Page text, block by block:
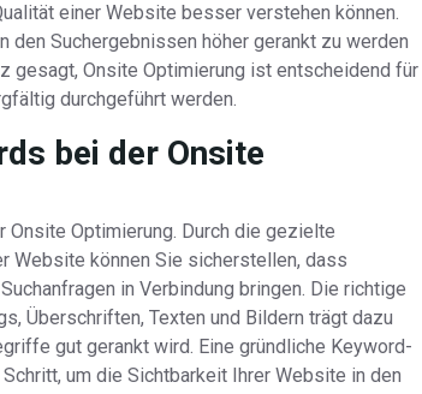
einer Website besser verstehen können.
den Suchergebnissen höher gerankt zu werden
gesagt, Onsite Optimierung ist entscheidend für
durchgeführt werden.
bei der Onsite
Optimierung. Durch die gezielte
Website können Sie sicherstellen, dass
in Verbindung bringen. Die richtige
Überschriften, Texten und Bildern trägt dazu
gut gerankt wird. Eine gründliche Keyword-
um die Sichtbarkeit Ihrer Website in den